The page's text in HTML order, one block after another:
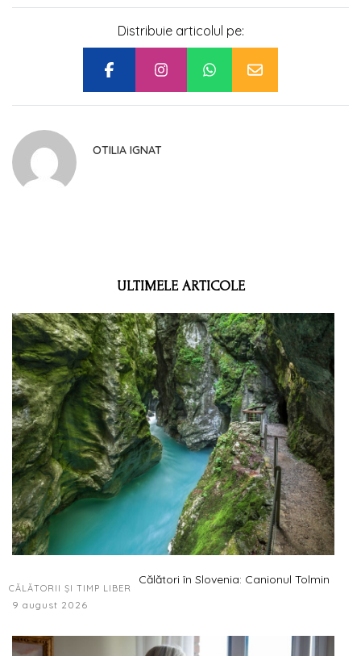
Distribuie articolul pe:
OTILIA IGNAT
ULTIMELE ARTICOLE
CĂLĂTORII ȘI TIMP LIBER
Călători în Slovenia: Canionul Tolmin
9 august 2026